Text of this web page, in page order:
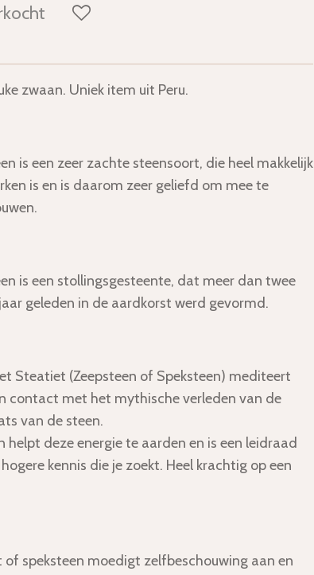
zwaan. Uniek item uit Peru.
is een zeer zachte steensoort, die heel makkelijk
is en is daarom zeer geliefd om mee te
is een stollingsgesteente, dat meer dan twee
geleden in de aardkorst werd gevormd.
Steatiet (Zeepsteen of Speksteen) mediteert
contact met het mythische verleden van de
van de steen.
helpt deze energie te aarden en is een leidraad
kennis die je zoekt. Heel krachtig op een
speksteen moedigt zelfbeschouwing aan en